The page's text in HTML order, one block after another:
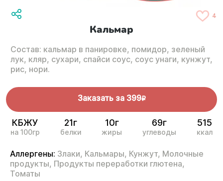
4
Кальмар
Состав: кальмар в панировке, помидор, зеленый
лук, кляр, сухари, спайси соус, соус унаги, кунжут,
рис, нори.
Заказать за 399R
КБЖУ
на 100гр
21г
белки
10г
жиры
69г
углеводы
515
ккал
Аллергены: Злаки, Кальмары, Кунжут, Молочные
продукты, Продукты переработки глютена,
Томаты